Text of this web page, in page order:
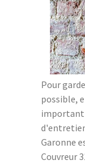
Pour
possible,
important
Garonne
Couvreur